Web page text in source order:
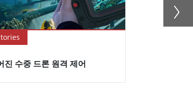
진 수중 드론 원격 제어